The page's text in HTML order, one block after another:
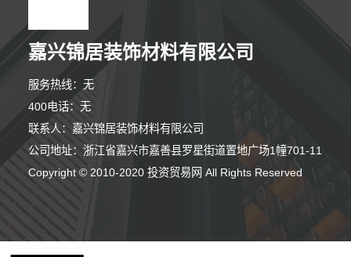
嘉兴锦居装饰材料有限公司
服务热线：无
400电话：无
联系人：嘉兴锦居装饰材料有限公司
公司地址：浙江省嘉兴市嘉善县罗星街道置地广场1幢701-11
Copyright © 2010-2020 投资贸易网 All Rights Reserved
8分钟前 胡先生 正在咨询